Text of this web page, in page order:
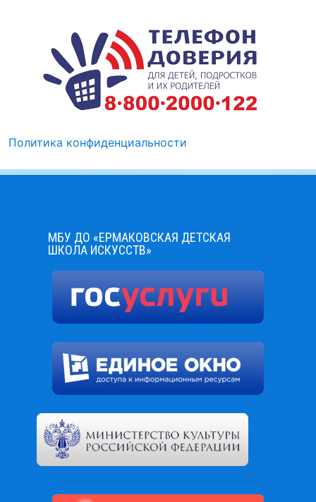
Политика конфиденциальности
МБУ ДО «ЕРМАКОВСКАЯ ДЕТСКАЯ
ШКОЛА ИСКУССТВ»